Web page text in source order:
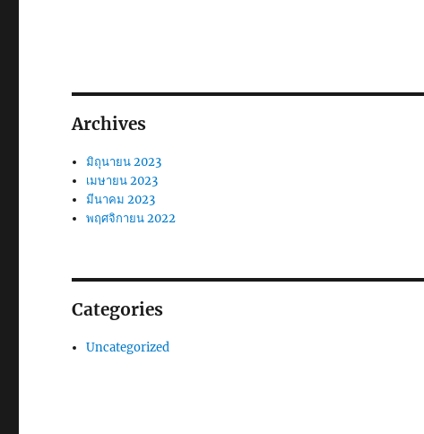
Archives
มิถุนายน 2023
เมษายน 2023
มีนาคม 2023
พฤศจิกายน 2022
Categories
Uncategorized